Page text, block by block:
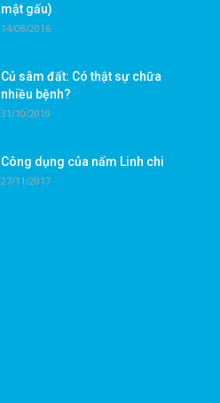
mật gấu)
14/08/2016
Củ sâm đất: Có thật sự chữa
nhiều bệnh?
31/10/2019
Công dụng của nấm Linh chi
27/11/2017